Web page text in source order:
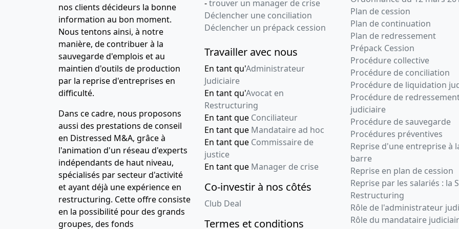
nos clients décideurs la bonne
information au bon moment.
Nous tentons ainsi, à notre
manière, de contribuer à la
sauvegarde d'emplois et au
maintien d'outils de production
par la reprise d'entreprises en
difficulté.
Dans ce cadre, nous proposons
aussi des prestations de conseil
en Distressed M&A, grâce à
l'animation d'un réseau d'experts
indépendants de haut niveau,
spécialisés par secteur d'activité
et ayant déjà une expérience en
restructuring. Cette offre consiste
en la possibilité pour des grands
groupes, des fonds
-trouver un manager de crise
Déclencher une conciliation
Déclencher un prépack cession
Travailler avec nous
En tant qu'Administrateur
Judiciaire
En tant qu'Avocat en
Restructuring
En tant que Conciliateur
En tant que Mandataire ad hoc
En tant que Commissaire de
justice
En tant que Manager de crise
Co-investir à nos côtés
Club Deal
Termes et conditions
Plan de cession
Plan de continuation
Plan de redressement
Prépack Cession
Procédure collective
Procédure de conciliation
Procédure de liquidation
Procédure de
judiciaire
Procédure de sauvegarde
Procédures préventives
Reprise d'une entreprise à
barre
Reprise en plan de cession
Reprise par les salariés : la
Restructuring
Rôle de l'administrateur
Rôle du mandataire